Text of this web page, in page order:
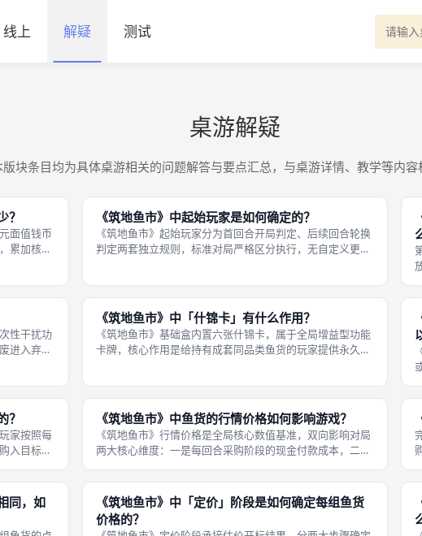
线上 解疑 测试
桌游解疑
版块条目均为具体桌游相关的问题解答与要点汇总，与桌游详情、教学等内容
？
面值钱币
累加核算
《筑地鱼市》中起始玩家是如何确定的？
《筑地鱼市》起始玩家分为首回合开局判定、后续回合轮换
判定两套独立规则，标准对局严格区分执行，无自定义更换
合起始玩家，领取起始玩家标记，负
性干扰功
进入弃牌
《筑地鱼市》中「什锦卡」有什么作用？
《筑地鱼市》基础盒内置六张什锦卡，属于全局增益型功能
卡牌，核心作用是给持有成套同品类鱼货的玩家提供永久点
库存内集齐任意五张同品类普通鱼货
？
家按照每
入目标鱼
序从高到
《筑地鱼市》中鱼货的行情价格如何影响游戏？
《筑地鱼市》行情价格是全局核心数值基准，双向影响对局
两大核心维度：一是每回合采购阶段的现金付款成本，二是
划都必须围绕行情数值调整。对终局计分的影响：库存鱼货
单张基础得分等于该品类当前终局行
同，如
《筑地鱼市》中「定价」阶段是如何确定每组鱼货
价格的？